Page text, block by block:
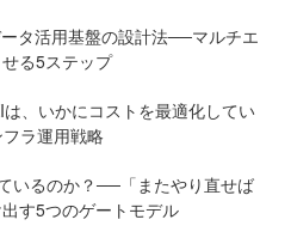
タ活用基盤の設計法──マルチエ
る5ステップ
、いかにコストを最適化してい
ラ運用戦略
いるのか？──「またやり直せば
す5つのゲートモデル